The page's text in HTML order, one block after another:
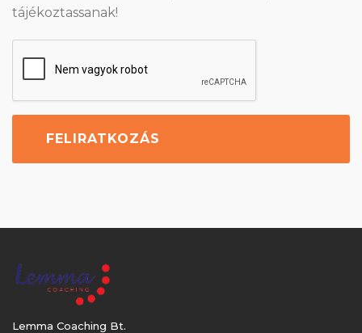
tájékoztassanak!
Lemma Coaching Bt.